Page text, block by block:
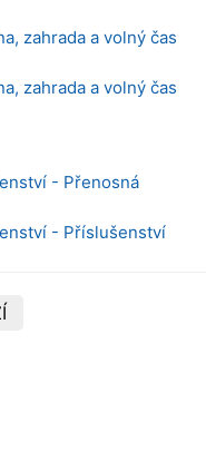
zahrada a volný čas
zahrada a volný čas
- Přenosná
- Příslušenství